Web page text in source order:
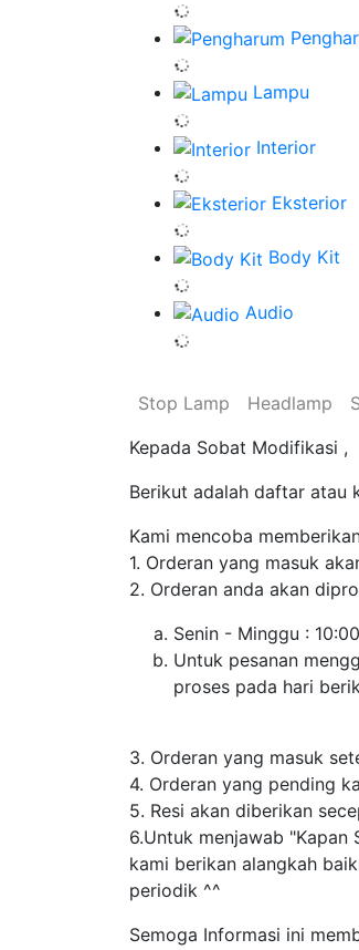
Lampu
Interior
Eksterior
Body Kit
Audio
Stop Lamp Headlamp
Kepada Sobat Modifikasi ,
Berikut adalah daftar atau
Kami mencoba
1. Orderan yang masuk
2. Orderan anda akan
Senin - Minggu :
Untuk pesanan
proses pada hari
3. Orderan yang masuk
4. Orderan yang pending
5. Resi akan diberikan
6.Untuk menjawab
kami berikan alangkah
periodik ^^
Semoga Informasi ini